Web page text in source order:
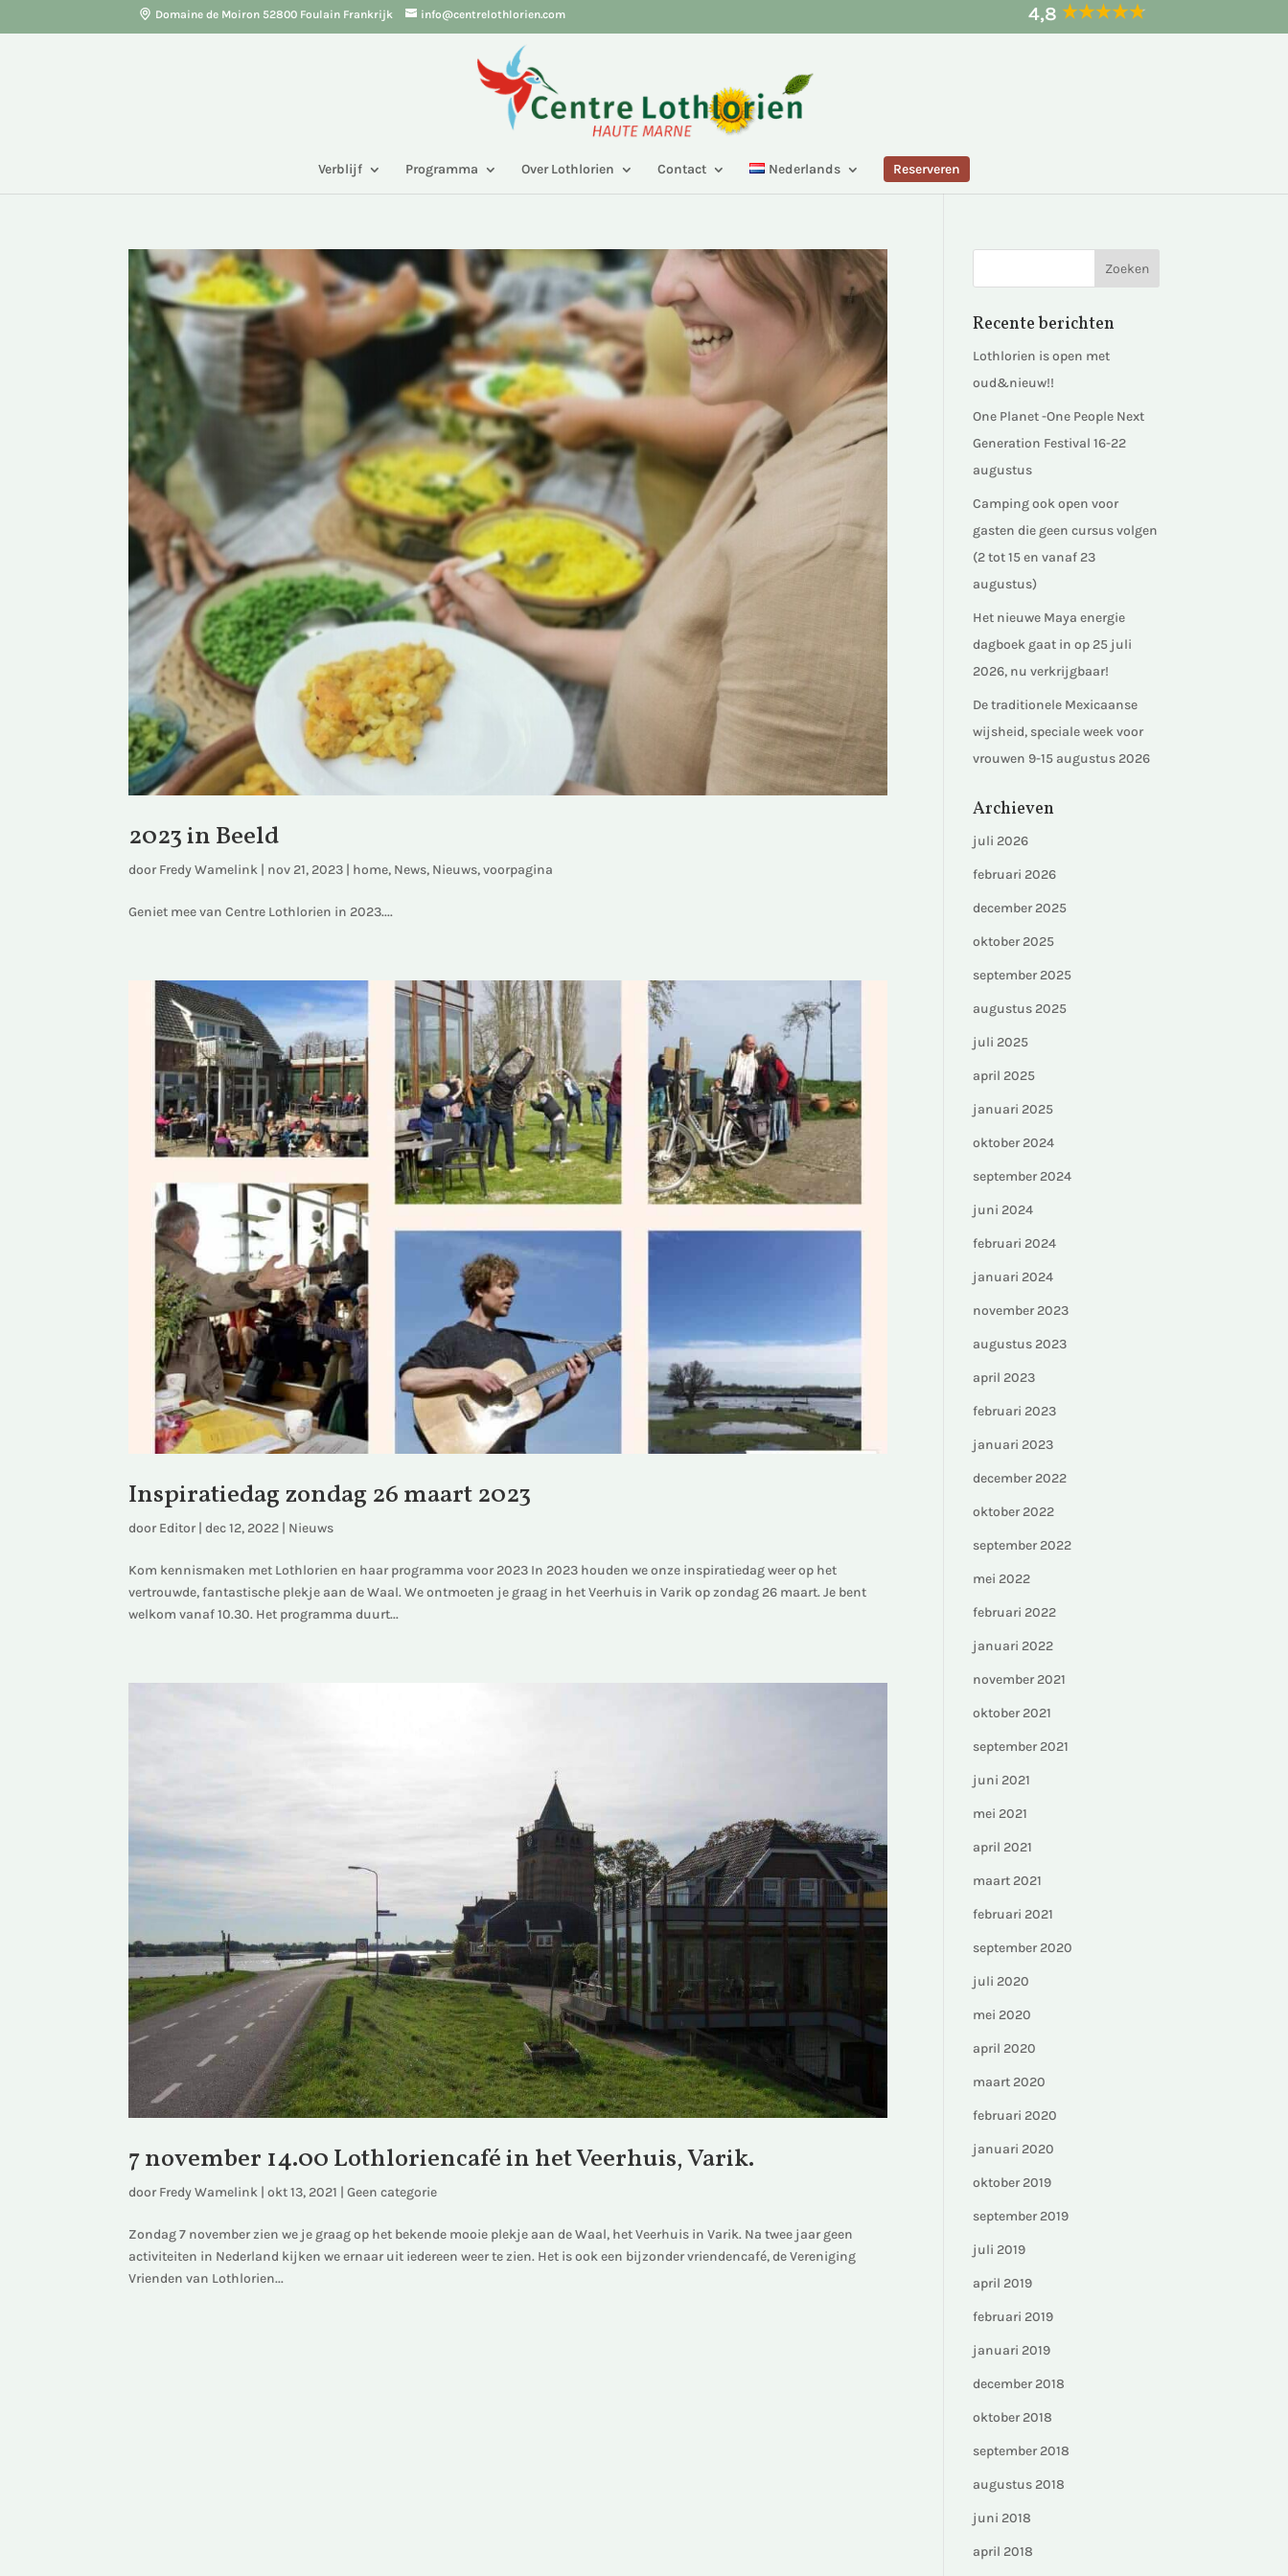
Domaine de Moiron 52800 Foulain Frankrijk info@centrelothlorien.com 4,8
Verblijf Programma Over Lothlorien Contact Nederlands Reserveren
2023 in Beeld
door Fredy Wamelink | nov 21, 2023 | home, News, Nieuws,voorpagina
Geniet mee van Centre Lothlorien in 2023....
Inspiratiedag zondag 26 maart 2023
door Editor |dec 12, 2022 | Nieuws
Kom kennismaken met Lothlorien en haar programma voor 2023 In 2023 houden we onze inspiratiedag weer op het
vertrouwde, fantastische plekje aan de Waal. We ontmoeten je graag in het Veerhuis in Varik op zondag 26 maart. Je bent
welkom vanaf 10.30. Het programma duurt...
7 november 14.00 Lothloriencafé in het Veerhuis, Varik.
door Fredy Wamelink |okt 13, 2021 |Geen categorie
Zondag 7 november zien we je graag op het bekende mooie plekje aan de Waal, het Veerhuis in Varik. Na twee jaar geen
activiteiten in Nederland kijken we ernaar uit iedereen weer te zien. Het is ook een bijzonder vriendencafé, de Vereniging
Vrienden van Lothlorien...
Recente berichten
Lothlorien is open met
oud&nieuw!!
One Planet -One People Next
Generation Festival 16-22
augustus
Camping ook open voor
gasten die geen cursus volgen
(2 tot 15 en vanaf 23
augustus)
Het nieuwe Maya energie
dagboek gaat in op 25 juli
2026, nu verkrijgbaar!
De traditionele Mexicaanse
wijsheid, speciale week voor
vrouwen 9-15 augustus 2026
Archieven
juli 2026
februari 2026
december 2025
oktober 2025
september 2025
augustus 2025
juli 2025
april 2025
januari 2025
oktober 2024
september 2024
juni 2024
februari 2024
januari 2024
november 2023
augustus 2023
april 2023
februari 2023
januari 2023
december 2022
oktober 2022
september 2022
mei 2022
februari 2022
januari 2022
november 2021
oktober 2021
september 2021
juni 2021
mei 2021
april 2021
maart 2021
februari 2021
september 2020
juli 2020
mei 2020
april 2020
maart 2020
februari 2020
januari 2020
oktober 2019
september 2019
juli 2019
april 2019
februari 2019
januari 2019
december 2018
oktober 2018
september 2018
augustus 2018
juni 2018
april 2018